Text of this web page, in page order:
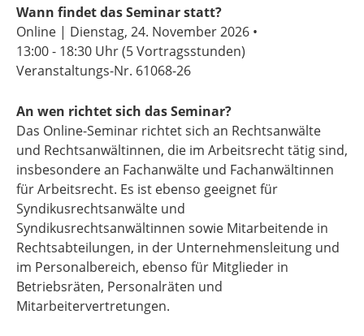
Wann findet das Seminar statt?
Online | Dienstag, 24. November 2026 •
13:00 - 18:30 Uhr(5 Vortragsstunden)
Veranstaltungs-Nr. 61068-26
An wen richtet sich das Seminar?
Das Online-Seminar richtet sich an Rechtsanwälte
und Rechtsanwältinnen, die im Arbeitsrecht tätig sind,
insbesondere an Fachanwälte und Fachanwältinnen
für Arbeitsrecht. Es ist ebenso geeignet für
Syndikusrechtsanwälte und
Syndikusrechtsanwältinnen sowie Mitarbeitende in
Rechtsabteilungen, in der Unternehmensleitung und
im Personalbereich, ebenso für Mitglieder in
Betriebsräten, Personalräten und
Mitarbeitervertretungen.